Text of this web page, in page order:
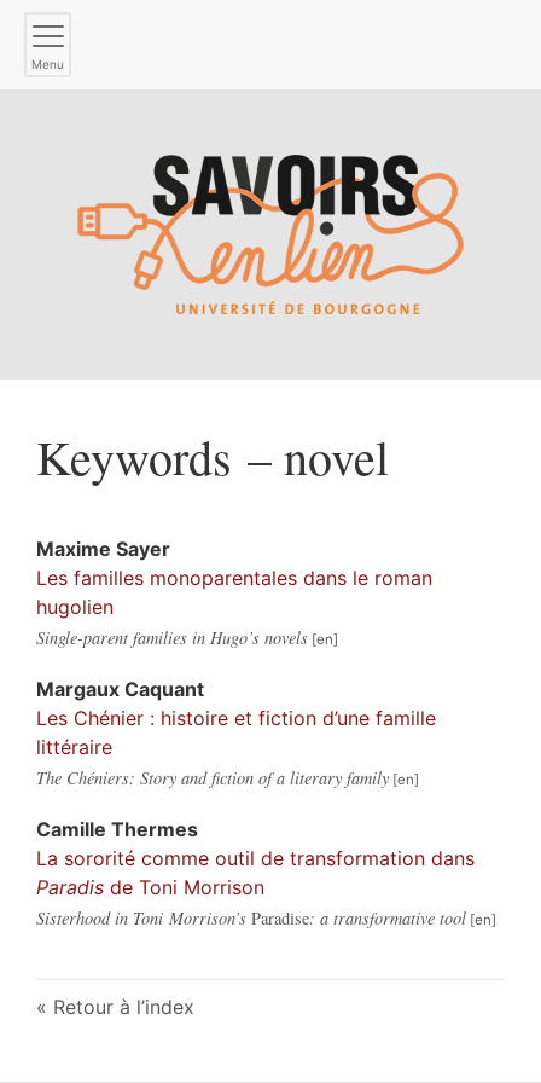
Menu
Keywords – novel
Maxime Sayer
Les familles monoparentales dans le roman
hugolien
Single-parent families in Hugo’s novels
Margaux Caquant
Les Chénier : histoire et fiction d’une famille
littéraire
The Chéniers: Story and fiction of a literary family
Camille Thermes
La sororité comme outil de transformation dans
Paradis de Toni Morrison
Sisterhood in Toni Morrison’s Paradise: a transformative tool
Retour à l’index